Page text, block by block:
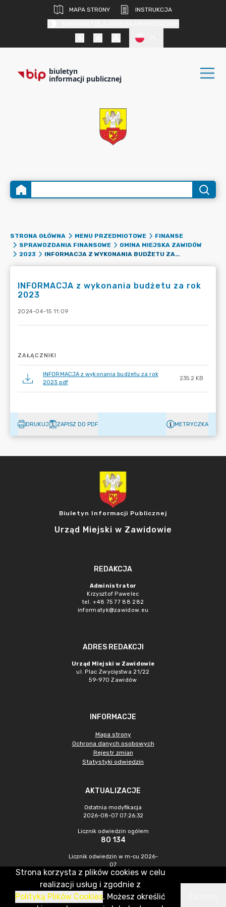
MAPA STRONY
INSTRUKCJA
biuletyn
informacji publicznej
STRONA GŁÓWNA MENU PRZEDMIOTOWE
FINANSE
SPRAWOZDANIA FINANSOWE
GMINA MIEJSKA ZAWIDÓW
2023
INFORMACJA Z WYKONANIA BUDŻETU ZA ROK 2023
INFORMACJA z wykonania budżetu za rok
2023
2024-04-15 11:09
ZAŁĄCZNIKI
INFORMACJA z wykonania budżetu za rok
2023.pdf
235.2 KB
DRUKUJ ZAPISZ DO PDF METRYCZKA
Biuletyn Informacji Publicznej
Urząd Miejski w Zawidowie
REDAKCJA
Administrator
Krzysztof Pawelec
tel. +48 75 77 88 282
informatyk@zawidow.eu
ADRES REDAKCJI
Urząd Miejski w Zawidowie
ul. Plac Zwycięstwa 21/22
59-970 Zawidów
INFORMACJE
Mapa strony
Ochrona danych osobowych
Rejestr zmian
Statystyki odwiedzin
AKTUALIZACJE
Ostatnia modyfikacja
2026-08-07 07:26:32
Licznik odwiedzin ogółem
80 134
Licznik odwiedzin w m-cu 2026-
07
252
CMS & Hosting: Nefeni Sp. z o.o.
Strona korzysta z plików cookies w celu
realizacji usług i zgodnie z
Polityką Plików Cookies. Możesz określić